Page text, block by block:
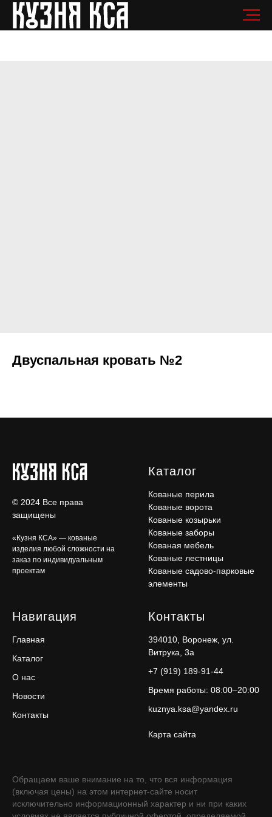
Двуспальная кровать №2
© 2024 Все права
защищены
«Кузня КСА» — кованые
изделия любой сложности на
заказ по индивидуальным
проектам
Каталог
Кованые перила
Кованые ворота
Кованые козырьки
Кованые заборы
Кованая мебель
Кованые лестницы
Кованые садово-парковые
элементы
Навигация
Главная
Каталог
О нас
Новости
Контакты
Контакты
394010, Воронеж, ул.
Витрука, 3а
+7 (919) 189-91-44
Время работы: 08:00–20:00
kuznya.ksa@yandex.ru
Карта сайта
Обращаем ваше внимание на то, что вся информация
(включая цены) на этом интернет-сайте носит
исключительно информационный характер и ни при каких